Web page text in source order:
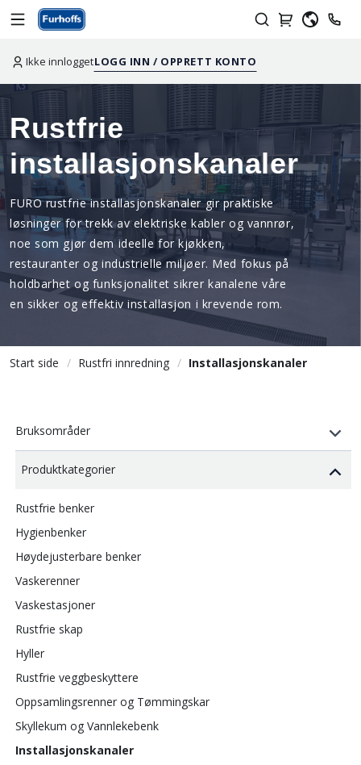
Ikke innloggetLOGG INN / OPPRETT KONTO
Start side Rustfri innredning Installasjonskanaler
Rustfrie
installasjonskanaler
FURO rustfrie installasjonskanaler gir praktiske
løsninger for trekk av elektriske kabler og vannrør,
noe som gjør dem ideelle for kjøkken,
restauranter og industrielle miljøer. Med fokus på
holdbarhet og funksjonalitet sikrer kanalene våre
en sikker og effektiv installasjon i krevende rom.
Bruksområder
Produktkategorier
Rustfrie benker
Hygienbenker
Høydejusterbare benker
Vaskerenner
Vaskestasjoner
Rustfrie skap
Hyller
Rustfrie veggbeskyttere
Oppsamlingsrenner og Tømmingskar
Skyllekum og Vannlekebenk
Installasjonskanaler